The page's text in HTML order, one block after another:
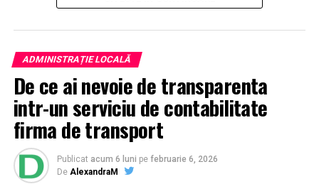
Mobilier la comandă cu schiță
3D – vezi rezultatul înainte de
execuție
Unul dintre cele mai importante avantaje oferite de
NCH Mob este realizarea unei schițe 3D pentru fiecare
proiect de mobilier la comandă. Această etapă este
esențială pentru că îți permite să vezi exact cum va
ADMINISTRAȚIE LOCALĂ
De ce ai nevoie de transparenta
intr-un serviciu de contabilitate
firma de transport
Publicat acum 6 luni pe februarie 6, 2026
De AlexandraM